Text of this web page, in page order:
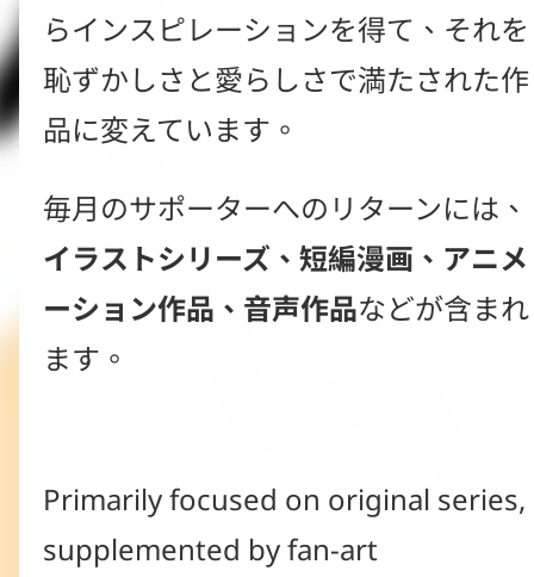
らインスピレーションを得て、それを
恥ずかしさと愛らしさで満たされた作
品に変えています。
毎月のサポーターへのリターンには、
イラストシリーズ、短編漫画、アニメ
ーション作品、音声作品などが含まれ
ます。
Primarily focused on original series,
supplemented by fan-art